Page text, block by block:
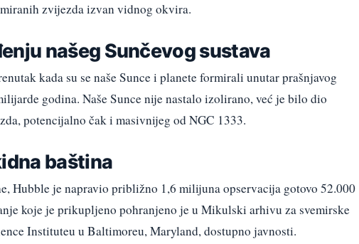
zvijezda izvan vidnog okvira.
našeg Sunčevog sustava
kada su se naše Sunce i planete formirali unutar prašnjavog
godina. Naše Sunce nije nastalo izolirano, već je bilo dio
potencijalno čak i masivnijeg od NGC 1333.
baština
Hubble je napravio približno 1,6 milijuna opservacija gotovo 52.000
koje je prikupljeno pohranjeno je u Mikulski arhivu za svemirske
Instituteu u Baltimoreu, Maryland, dostupno javnosti.